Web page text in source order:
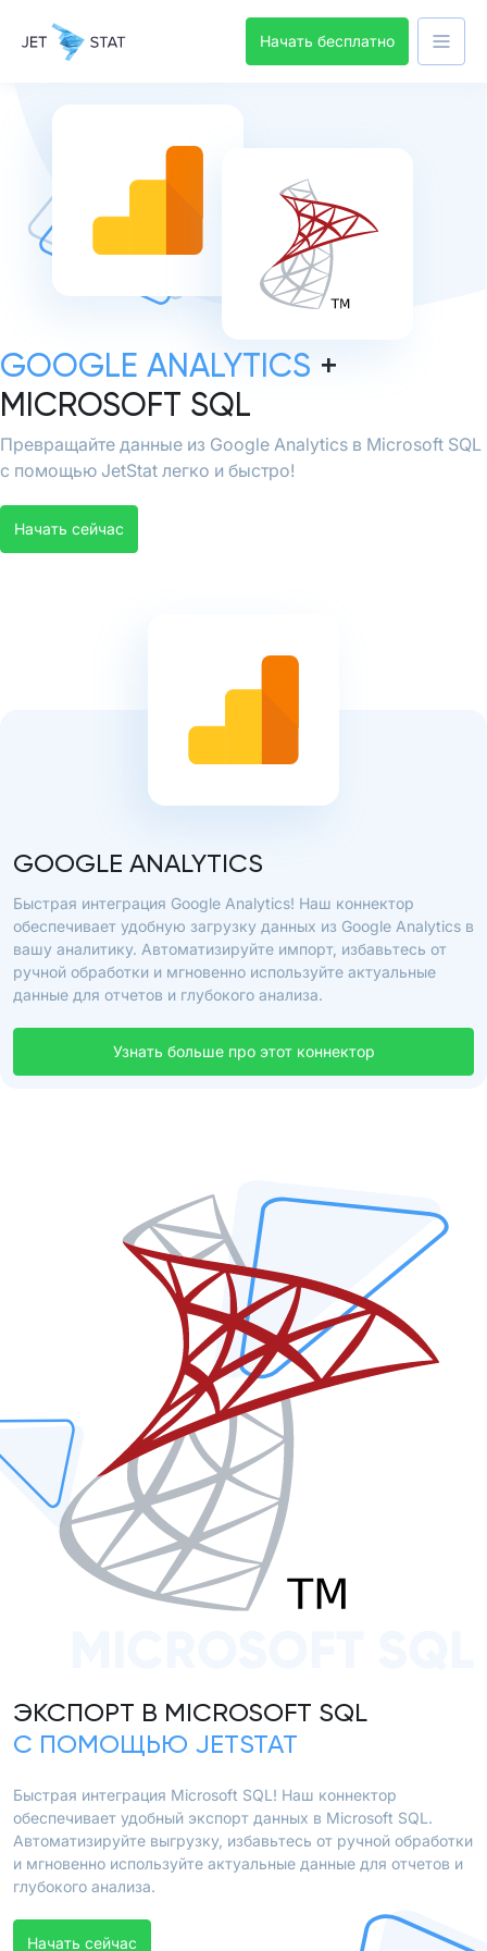
Начать бесплатно
GOOGLE ANALYTICS +
MICROSOFT SQL
Превращайте данные из Google Analytics в Microsoft SQL
с помощью JetStat легко и быстро!
Начать сейчас
GOOGLE ANALYTICS
Быстрая интеграция Google Analytics! Наш коннектор
обеспечивает удобную загрузку данных из Google Analytics в
вашу аналитику. Автоматизируйте импорт, избавьтесь от
ручной обработки и мгновенно используйте актуальные
данные для отчетов и глубокого анализа.
Узнать больше про этот коннектор
ЭКСПОРТ В MICROSOFT SQL
С ПОМОЩЬЮ JETSTAT
Быстрая интеграция Microsoft SQL! Наш коннектор
обеспечивает удобный экспорт данных в Microsoft SQL.
Автоматизируйте выгрузку, избавьтесь от ручной обработки
и мгновенно используйте актуальные данные для отчетов и
глубокого анализа.
Начать сейчас